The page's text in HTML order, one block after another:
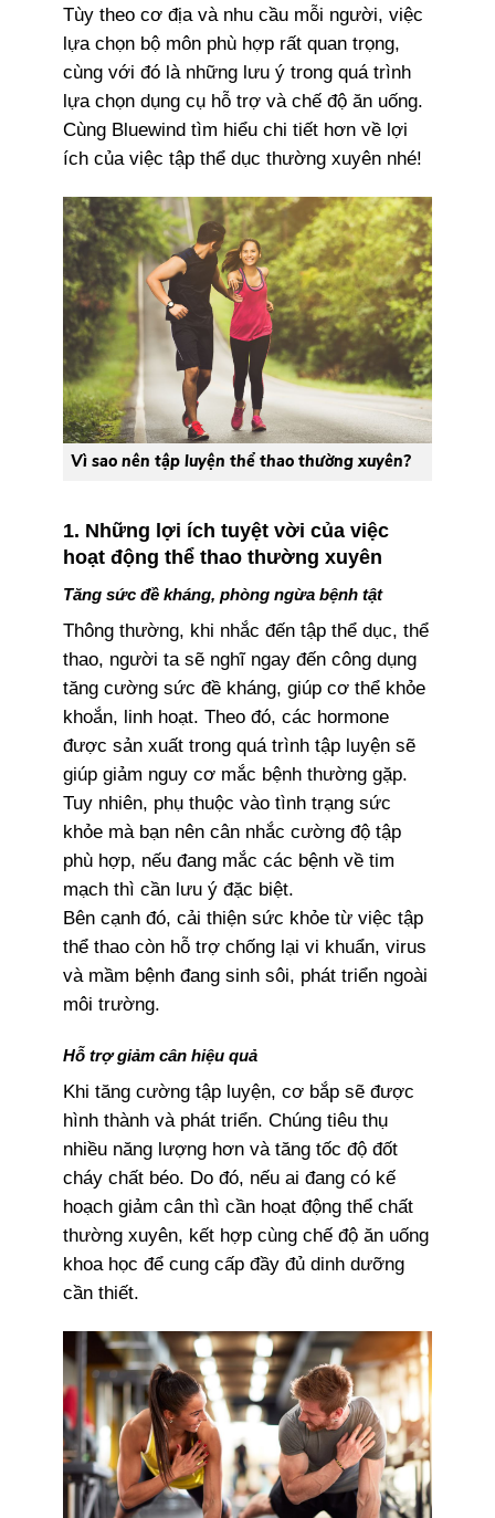
Tùy theo cơ địa và nhu cầu mỗi người, việc
lựa chọn bộ môn phù hợp rất quan trọng,
cùng với đó là những lưu ý trong quá trình
lựa chọn dụng cụ hỗ trợ và chế độ ăn uống.
Cùng Bluewind tìm hiểu chi tiết hơn về lợi
ích của việc tập thể dục thường xuyên nhé!
Vì sao nên tập luyện thể thao thường xuyên?
1. Những lợi ích tuyệt vời của việc
hoạt động thể thao thường xuyên
Tăng sức đề kháng, phòng ngừa bệnh tật
Thông thường, khi nhắc đến tập thể dục, thể
thao, người ta sẽ nghĩ ngay đến công dụng
tăng cường sức đề kháng, giúp cơ thể khỏe
khoắn, linh hoạt. Theo đó, các hormone
được sản xuất trong quá trình tập luyện sẽ
giúp giảm nguy cơ mắc bệnh thường gặp.
Tuy nhiên, phụ thuộc vào tình trạng sức
khỏe mà bạn nên cân nhắc cường độ tập
phù hợp, nếu đang mắc các bệnh về tim
mạch thì cần lưu ý đặc biệt.
Bên cạnh đó, cải thiện sức khỏe từ việc tập
thể thao còn hỗ trợ chống lại vi khuẩn, virus
và mầm bệnh đang sinh sôi, phát triển ngoài
môi trường.
Hỗ trợ giảm cân hiệu quả
Khi tăng cường tập luyện, cơ bắp sẽ được
hình thành và phát triển. Chúng tiêu thụ
nhiều năng lượng hơn và tăng tốc độ đốt
cháy chất béo. Do đó, nếu ai đang có kế
hoạch giảm cân thì cần hoạt động thể chất
thường xuyên, kết hợp cùng chế độ ăn uống
khoa học để cung cấp đầy đủ dinh dưỡng
cần thiết.